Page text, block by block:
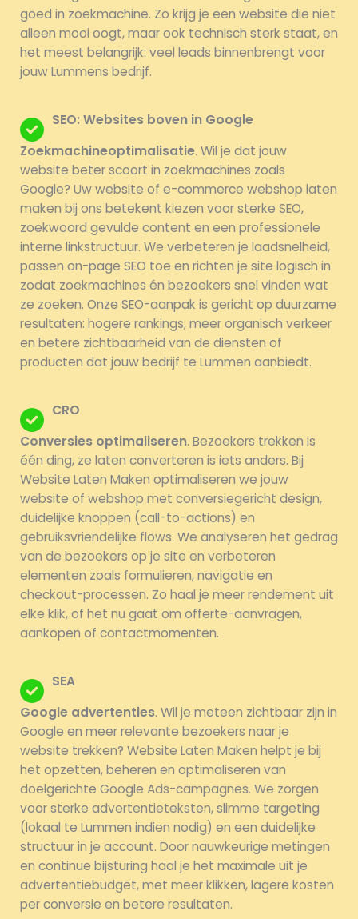
goed in zoekmachine. Zo krijg je een website die niet
alleen mooi oogt, maar ook technisch sterk staat, en
het meest belangrijk: veel leads binnenbrengt voor
jouw Lummens bedrijf.
SEO: Websites boven in Google
Zoekmachineoptimalisatie. Wil je dat jouw
website beter scoort in zoekmachines zoals
Google? Uw website of e-commerce webshop laten
maken bij ons betekent kiezen voor sterke SEO,
zoekwoord gevulde content en een professionele
interne linkstructuur. We verbeteren je laadsnelheid,
passen on-page SEO toe en richten je site logisch in
zodat zoekmachines én bezoekers snel vinden wat
ze zoeken. Onze SEO-aanpak is gericht op duurzame
resultaten: hogere rankings, meer organisch verkeer
en betere zichtbaarheid van de diensten of
producten dat jouw bedrijf te Lummen aanbiedt.
CRO
Conversies optimaliseren. Bezoekers trekken is
één ding, ze laten converteren is iets anders. Bij
Website Laten Maken optimaliseren we jouw
website of webshop met conversiegericht design,
duidelijke knoppen (call-to-actions) en
gebruiksvriendelijke flows. We analyseren het gedrag
van de bezoekers op je site en verbeteren
elementen zoals formulieren, navigatie en
checkout-processen. Zo haal je meer rendement uit
elke klik, of het nu gaat om offerte-aanvragen,
aankopen of contactmomenten.
SEA
Google advertenties. Wil je meteen zichtbaar zijn in
Google en meer relevante bezoekers naar je
website trekken? Website Laten Maken helpt je bij
het opzetten, beheren en optimaliseren van
doelgerichte Google Ads-campagnes. We zorgen
voor sterke advertentieteksten, slimme targeting
(lokaal te Lummen indien nodig) en een duidelijke
structuur in je account. Door nauwkeurige metingen
en continue bijsturing haal je het maximale uit je
advertentiebudget, met meer klikken, lagere kosten
per conversie en betere resultaten.